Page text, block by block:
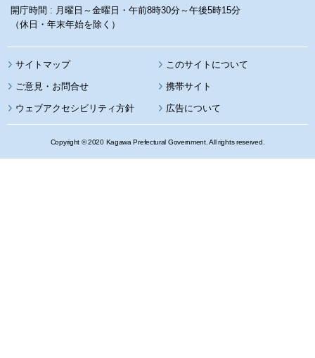
開庁時間 : 月曜日～金曜日・午前8時30分～午後5時15分
（休日・年末年始を除く）
サイトマップ このサイトについて
携帯サイト
ウェブアクセシビリティ方針 広告について
Copyright © 2020 Kagawa Prefectural Government. All rights reserved.